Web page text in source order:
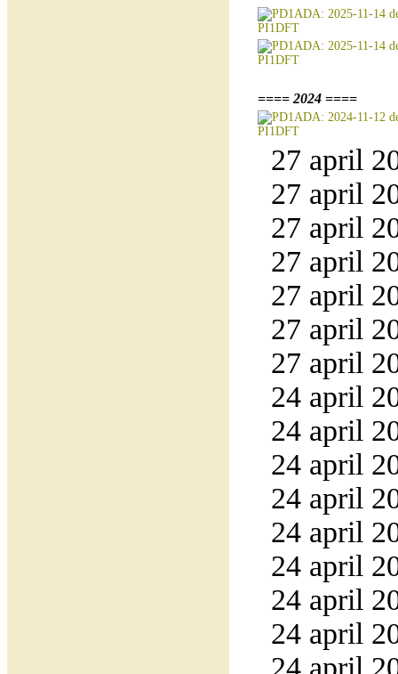
==== 2024 ====
27 april
27 april
27 april
27 april
27 april
27 april
27 april
24 april
24 april
24 april
24 april
24 april
24 april
24 april
24 april
24 april